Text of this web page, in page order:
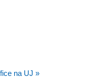
na UJ »